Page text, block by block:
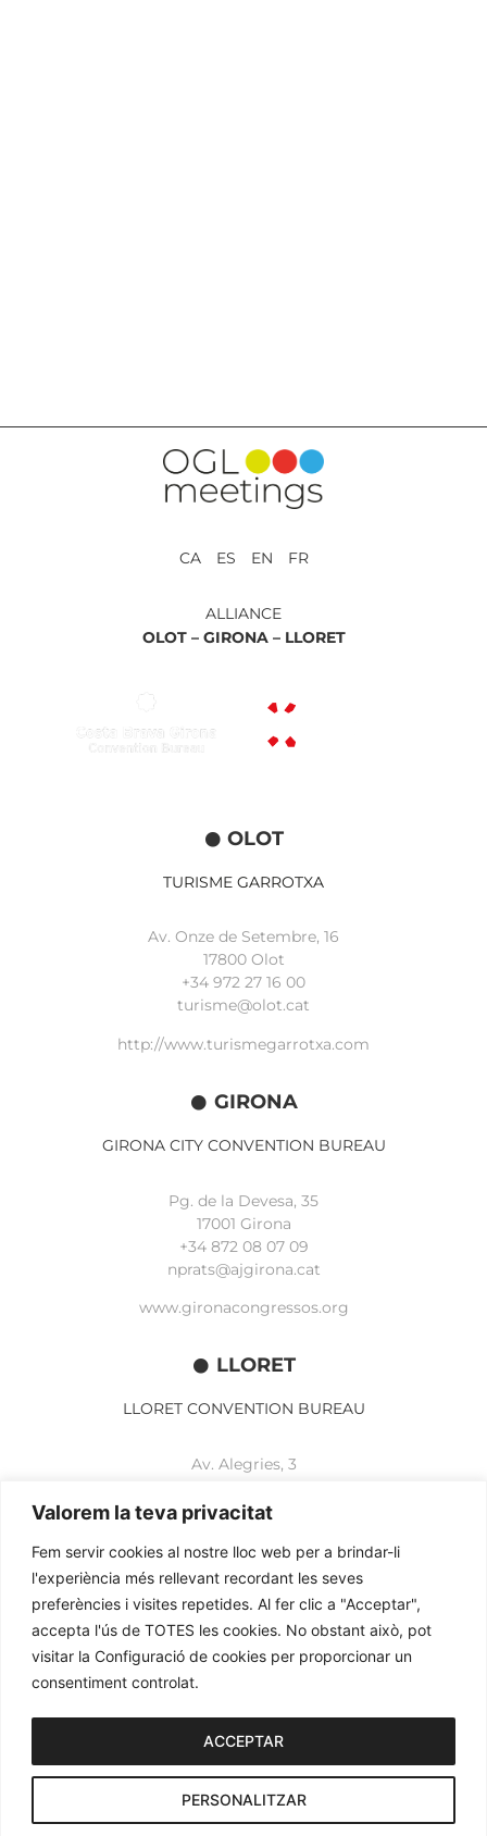
Valorem la teva privacitat
Fem servir cookies al nostre lloc web per a brindar-li
l'experiència més rellevant recordant les seves
preferències i visites repetides. Al fer clic a "Acceptar",
accepta l'ús de TOTES les cookies. No obstant això, pot
visitar la Configuració de cookies per proporcionar un
consentiment controlat.
PERSONALITZAR
ACCEPTAR
CA ES EN FR
ALLIANCE
OLOT – GIRONA – LLORET
OLOT
TURISME GARROTXA
Av. Onze de Setembre, 16
17800 Olot
+34 972 27 16 00
turisme@olot.cat
http://www.turismegarrotxa.com
GIRONA
GIRONA CITY CONVENTION BUREAU
Pg. de la Devesa, 35
17001 Girona
+34 872 08 07 09
nprats@ajgirona.cat
www.gironacongressos.org
LLORET
LLORET CONVENTION BUREAU
Av. Alegries, 3
+34 972 365 788
www.lloretcb.org
Avertissement juridique
Politique de confidentialité
Politique de cookies
2026© OGL MEETINGS. Tous droits réservés.
iònic.web